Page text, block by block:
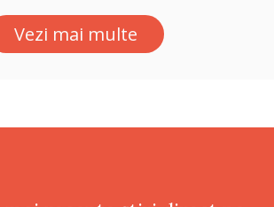
în promovarea
acestui
Vezi mai multe